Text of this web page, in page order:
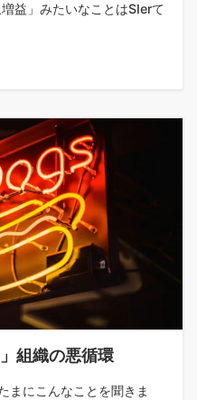
益」みたいなことはSIerて
組織の悪循環
まにこんなことを聞きま